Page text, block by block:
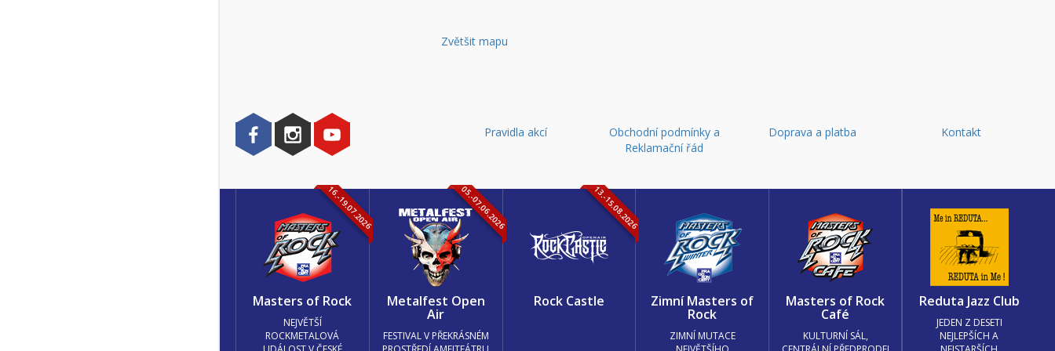
Zvětšit mapu
Pravidla akcí
Obchodní podmínky a
Reklamační řád
Doprava a platba Kontakt
16.-19.07.2026
Masters of Rock
NEJVĚTŠÍ
ROCKMETALOVÁ
05.-07.06.2026
Metalfest Open
Air
FESTIVAL V PŘEKRÁSNÉM
13.-15.08.2026
Rock Castle Zimní Masters of
Rock
ZIMNÍ MUTACE
Masters of Rock
Café
KULTURNÍ SÁL,
Reduta Jazz Club
JEDEN Z DESETI
NEJLEPŠÍCH A